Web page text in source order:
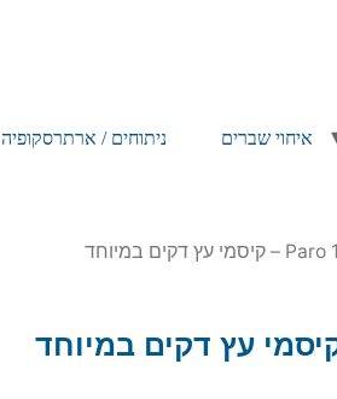
איחוי שברים ניתוחים / ארתרסקופיה